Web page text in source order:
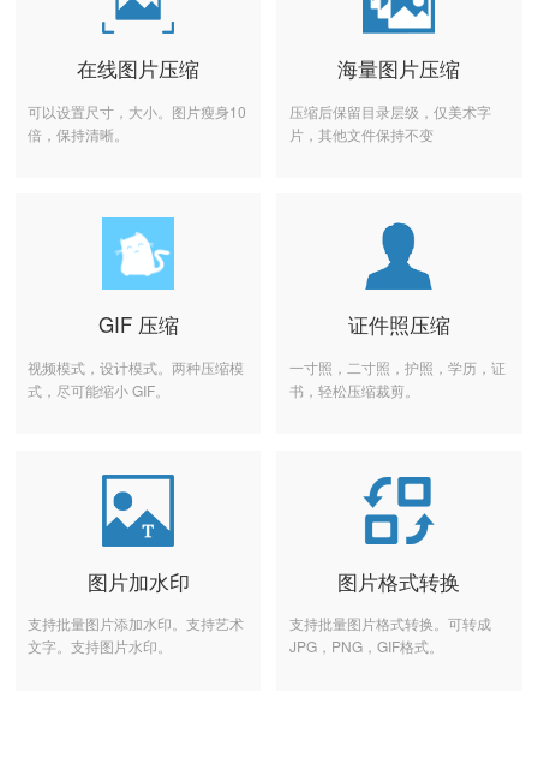
在线图片压缩
可以设置尺寸，大小。图片瘦身10
倍，保持清晰。
海量图片压缩
压缩后保留目录层级，仅美术字
片，其他文件保持不变
GIF 压缩
视频模式，设计模式。两种压缩模
式，尽可能缩小 GIF。
证件照压缩
一寸照，二寸照，护照，学历，证
书，轻松压缩裁剪。
图片加水印
支持批量图片添加水印。支持艺术
文字。支持图片水印。
图片格式转换
支持批量图片格式转换。可转成
JPG，PNG，GIF格式。